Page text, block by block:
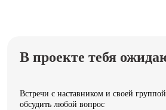
В проекте тебя
Встречи с наставником и своей
обсудить любой вопрос